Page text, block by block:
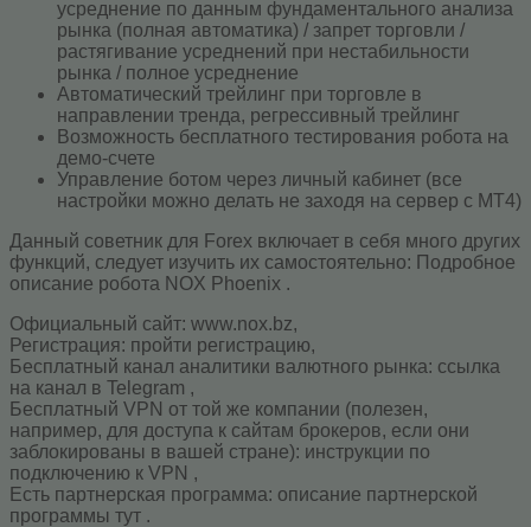
усреднение по данным фундаментального анализа
рынка (полная автоматика) / запрет торговли /
растягивание усреднений при нестабильности
рынка / полное усреднение
Автоматический трейлинг при торговле в
направлении тренда, регрессивный трейлинг
Возможность бесплатного тестирования робота на
демо-счете
Управление ботом через личный кабинет (все
настройки можно делать не заходя на сервер с MT4)
Данный советник для Forex включает в себя много других
функций, следует изучить их самостоятельно: Подробное
описание робота NOX Phoenix .
Официальный сайт: www.nox.bz,
Регистрация: пройти регистрацию,
Бесплатный канал аналитики валютного рынка: ссылка
на канал в Telegram ,
Бесплатный VPN от той же компании (полезен,
например, для доступа к сайтам брокеров, если они
заблокированы в вашей стране): инструкции по
подключению к VPN ,
Есть партнерская программа: описание партнерской
программы тут .